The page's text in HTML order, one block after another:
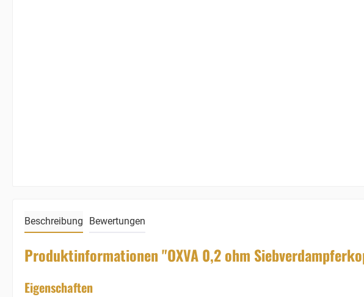
Beschreibung Bewertungen
Produktinformationen "OXVA 0,2 ohm
Eigenschaften